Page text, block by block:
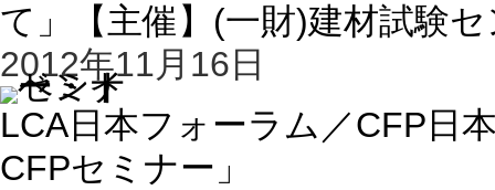
て」【主催】(一財)建材試験
2012年11月16日
LCA日本フォーラム／CFP日
CFPセミナー」